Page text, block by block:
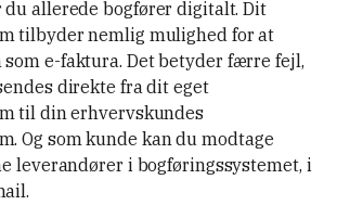
du allerede bogfører digitalt. Dit
tilbyder nemlig mulighed for at
som e-faktura. Det betyder færre fejl,
direkte fra dit eget
til din erhvervskundes
Og som kunde kan du modtage
leverandører i bogføringssystemet, i